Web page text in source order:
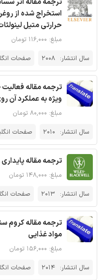
ترجمه مقاله اثر
استخراج‌ شده از
حرارتی متیل
مبلغ: ۱۱۶,۰۰۰ تومان
سال انتشار: 2008 صفحات
ترجمه مقاله
ویژه به عملکرد آن
مبلغ: ۸۰,۰۰۰ تومان
سال انتشار: 2010 صفحات
ترجمه مقاله
مبلغ: ۱۴۸,۰۰۰ تومان
سال انتشار: 2013 صفحات
ترجمه مقاله کروم
مواد غذایی
مبلغ: ۱۵۶,۰۰۰ تومان
سال انتشار: 2014 صفحات